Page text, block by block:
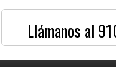
Llámanos al